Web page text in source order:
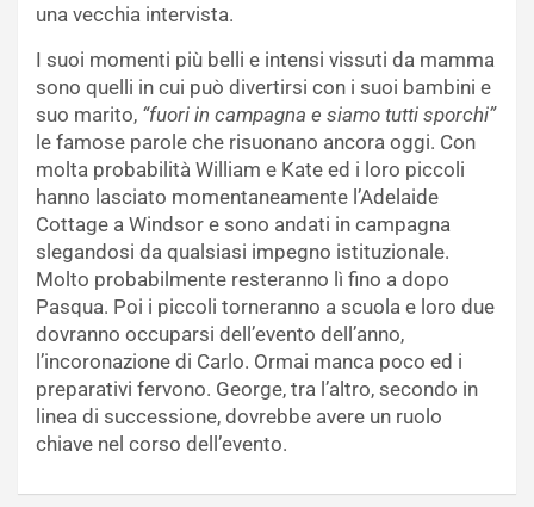
una vecchia intervista.
I suoi momenti più belli e intensi vissuti da mamma
sono quelli in cui può divertirsi con i suoi bambini e
suo marito, “fuori in campagna e siamo tutti sporchi”
le famose parole che risuonano ancora oggi. Con
molta probabilità William e Kate ed i loro piccoli
hanno lasciato momentaneamente l’Adelaide
Cottage a Windsor e sono andati in campagna
slegandosi da qualsiasi impegno istituzionale.
Molto probabilmente resteranno lì fino a dopo
Pasqua. Poi i piccoli torneranno a scuola e loro due
dovranno occuparsi dell’evento dell’anno,
l’incoronazione di Carlo. Ormai manca poco ed i
preparativi fervono. George, tra l’altro, secondo in
linea di successione, dovrebbe avere un ruolo
chiave nel corso dell’evento.